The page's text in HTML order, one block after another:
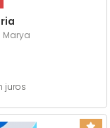
Marya
juros